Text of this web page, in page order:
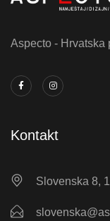
Aspecto - Hrvatska
Kontakt
Slovenska 8,